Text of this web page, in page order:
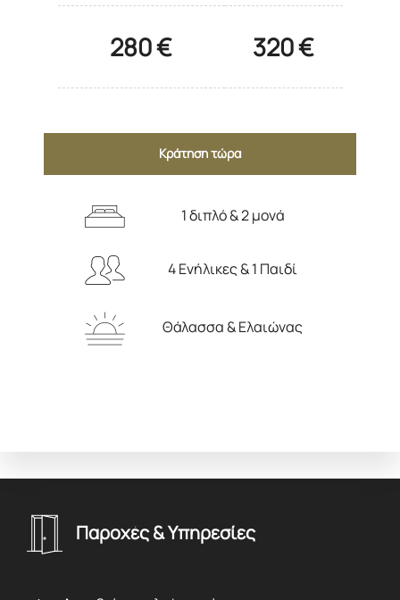
280 € 320 €
Κράτηση τώρα
1 διπλό & 2 μονά
4 Ενήλικες & 1 Παιδί
Θάλασσα & Ελαιώνας
Παροχές & Υπηρεσίες